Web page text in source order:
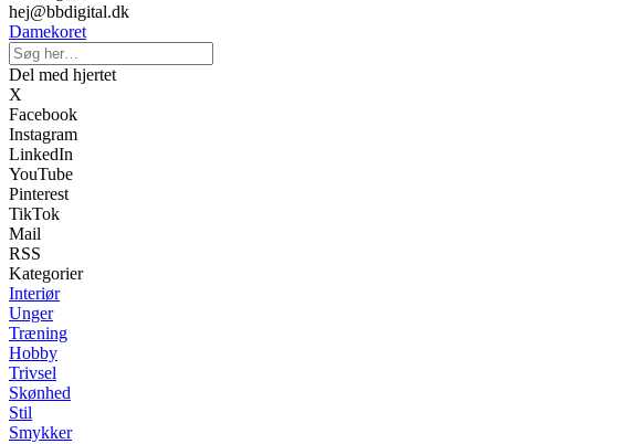
hej@bbdigital.dk
Damekoret
Del med hjertet
X
Facebook
Instagram
LinkedIn
YouTube
Pinterest
TikTok
Mail
RSS
Kategorier
Interiør
Unger
Træning
Hobby
Trivsel
Skønhed
Stil
Smykker